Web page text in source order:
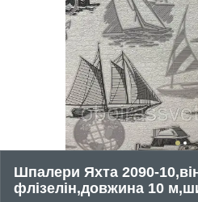
Шпалери Яхта 2090-
флізелін,довжина 10